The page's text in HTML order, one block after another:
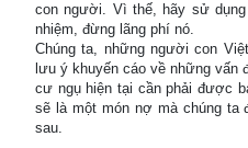
con người. Vì thế, hãy sử
nhiệm, đừng lãng phí nó.
Chúng ta, những người con
lưu ý khuyến cáo về những vấn
cư ngụ hiện tại cần phải được
sẽ là một món nợ mà chúng
sau.